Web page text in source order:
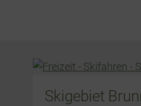
Skigebiet